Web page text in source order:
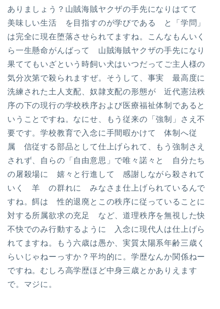
ありましょう？山賊海賊ヤクザの手先になりはてて
美味しい生活 を目指すのが学びである と「学問」
は完全に現在堕落させられてますね。こんなもんいく
ら一生懸命がんばって 山賊海賊ヤクザの手先になり
果ててもいざという時飼い犬はいつだってご主人様の
気分次第で殺られますぜ。そうして、事実 最高度に
洗練された土人支配、奴隷支配の形態が 近代憲法秩
序の下の現行の学校秩序および医療福祉体制であると
いうことですね。なにせ、もう従来の「強制」さえ不
要です。学校教育で入念に手間暇かけて 体制へ従
属 信従する部品として仕上げられて、もう強制さえ
されず、自らの「自由意思」で唯々諾々と 自分たち
の屠殺場に 嬉々と行進して 感謝しながら殺されて
いく 羊 の群れに みなさま仕上げられているんで
すね。餌は 性的退廃とこの秩序に従っていることに
対する所属欲求の充足 など、道理秩序を無視した快
不快でのみ行動するように 入念に現代人は仕上げら
れてますね。もう六歳は愚か、実質太陽系年齢三歳く
らいじゃねーっすか？平均的に。学歴なんか関係ねー
ですね。むしろ高学歴ほど中身三歳とかありえます
で。マジに。